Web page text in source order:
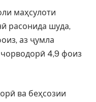
маҳсулоти
расонида шуда,
аз ҷумла
4,9 фоиз
ва беҳсозии